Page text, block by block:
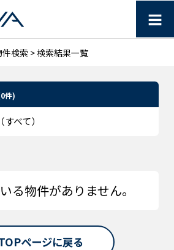
】京都府の土≡
件検索 > 検索結果一覧
件)
べて）
る物件がありません。
ページに戻る